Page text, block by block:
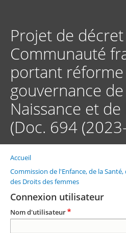
Projet de
Communauté
portant réforme
gouvernance
Naissance et
(Doc. 694
Fil
d'Ariane
Accueil
Commission de l'Enfance, de la
des Droits des femmes
Connexion utilisateur
Nom d'utilisateur